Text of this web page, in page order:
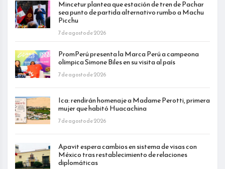
Mincetur plantea que estación de tren de Pachar
sea punto de partida alternativo rumbo a Machu
Picchu
7 de agosto de 2026
PromPerú presenta la Marca Perú a campeona
olímpica Simone Biles en su visita al país
7 de agosto de 2026
Ica: rendirán homenaje a Madame Perotti, primera
mujer que habitó Huacachina
7 de agosto de 2026
Apavit espera cambios en sistema de visas con
México tras restablecimiento de relaciones
diplomáticas